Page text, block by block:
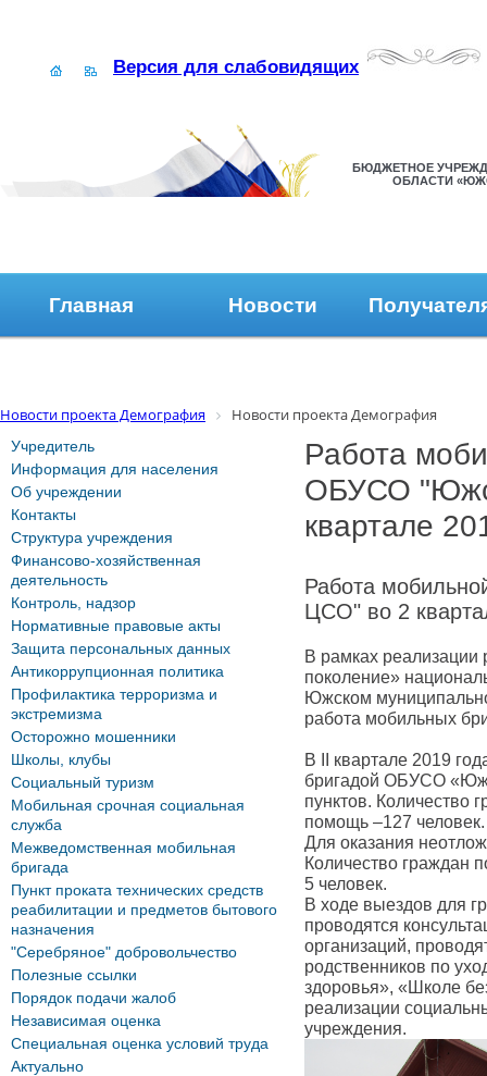
Версия для слабовидящих
БЮДЖЕТНОЕ
ОБЛАСТИ
Главная Новости
Новости проекта Демография Новости проекта Демография
Работа
ОБУСО
квартале
Работа
ЦСО" во 2
В рамках реализации
поколение»
Южском
работа мобильных
В II квартале 2019
бригадой ОБУСО
пунктов. Количество
помощь –127 человек.
Для оказания
Количество граждан
5 человек.
В ходе выездов для
проводятся
организаций,
родственников по
здоровья», «Школе
реализации
учреждения.
Учредитель
Информация для населения
Об учреждении
Контакты
Структура учреждения
Финансово-хозяйственная
деятельность
Контроль, надзор
Нормативные правовые акты
Защита персональных данных
Антикоррупционная политика
Профилактика терроризма и
экстремизма
Осторожно мошенники
Школы, клубы
Социальный туризм
Мобильная срочная социальная
служба
Межведомственная мобильная
бригада
Пункт проката технических средств
реабилитации и предметов бытового
назначения
"Серебряное" добровольчество
Полезные ссылки
Порядок подачи жалоб
Независимая оценка
Специальная оценка условий труда
Актуально